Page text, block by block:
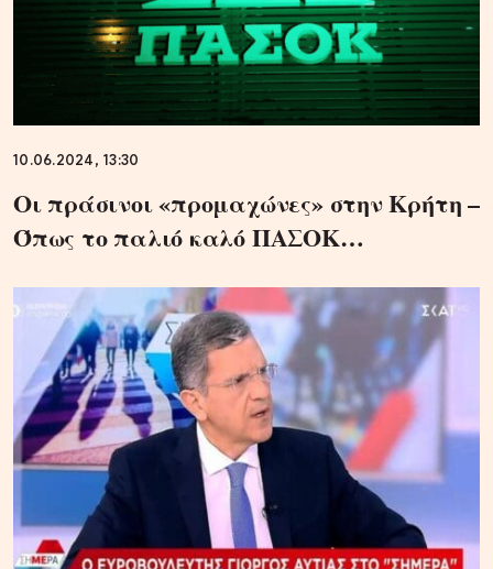
10.06.2024, 13:30
Οι πράσινοι «προμαχώνες» στην Κρήτη –
Όπως το παλιό καλό ΠΑΣΟΚ…